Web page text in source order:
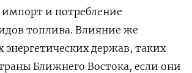
и потребление
топлива. Влияние же
держав, таких
Ближнего Востока, если они